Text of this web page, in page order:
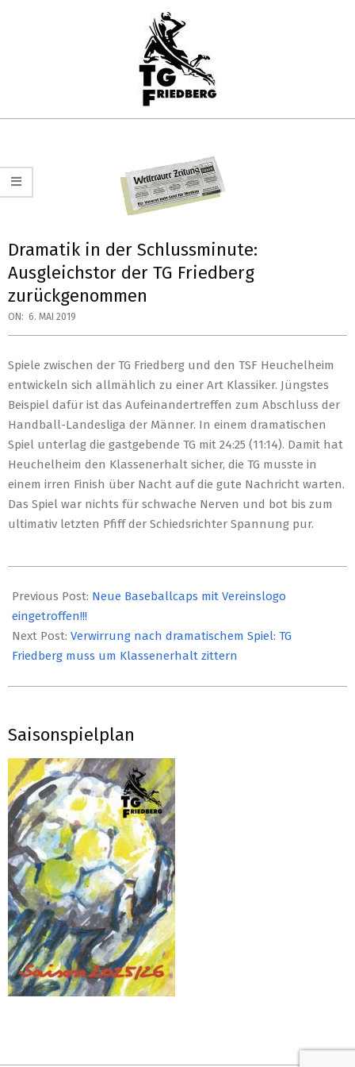
TG
HANDBALL
Menu
Dramatik in der Schlussminute:
Ausgleichstor der TG Friedberg
zurückgenommen
ON: 6. MAI 2019
Spiele zwischen der TG Friedberg und den TSF Heuchelheim
entwickeln sich allmählich zu einer Art Klassiker. Jüngstes
Beispiel dafür ist das Aufeinandertreffen zum Abschluss der
Handball-Landesliga der Männer. In einem dramatischen
Spiel unterlag die gastgebende TG mit 24:25 (11:14). Damit hat
Heuchelheim den Klassenerhalt sicher, die TG musste in
einem irren Finish über Nacht auf die gute Nachricht warten.
Das Spiel war nichts für schwache Nerven und bot bis zum
ultimativ letzten Pfiff der Schiedsrichter Spannung pur.
05-
06
Previous Post: Neue Baseballcaps mit Vereinslogo
eingetroffen!!!
Next Post: Verwirrung nach dramatischem Spiel: TG
Friedberg muss um Klassenerhalt zittern
Saisonspielplan